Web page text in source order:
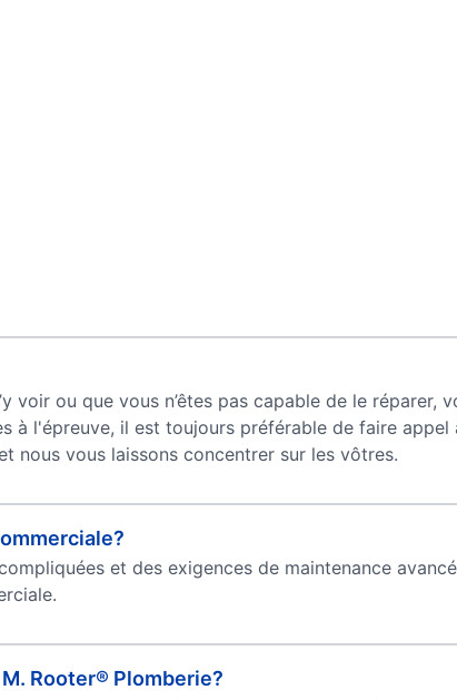
voir ou que vous n’êtes pas capable de le réparer,
à l'épreuve, il est toujours préférable de faire appel
nous vous laissons concentrer sur les vôtres.
et des exigences de maintenance
Rooter® Plomberie?